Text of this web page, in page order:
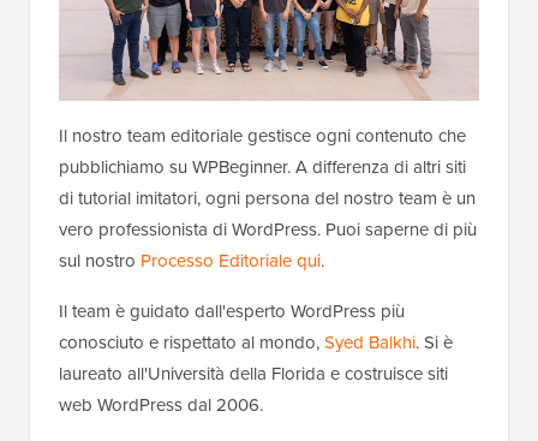
Il nostro team editoriale gestisce ogni contenuto che
pubblichiamo su WPBeginner. A differenza di altri siti
di tutorial imitatori, ogni persona del nostro team è un
vero professionista di WordPress. Puoi saperne di più
sul nostro Processo Editoriale qui.
Il team è guidato dall'esperto WordPress più
conosciuto e rispettato al mondo,Syed Balkhi. Si è
laureato all'Università della Florida e costruisce siti
web WordPress dal 2006.